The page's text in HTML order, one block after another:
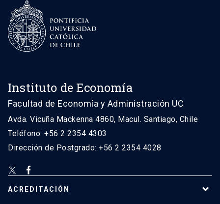
Instituto de Economía
Facultad de Economía y Administración UC
Avda. Vicuña Mackenna 4860, Macul. Santiago, Chile
Teléfono: +56 2 2354 4303
Dirección de Postgrado: +56 2 2354 4028
ACREDITACIÓN